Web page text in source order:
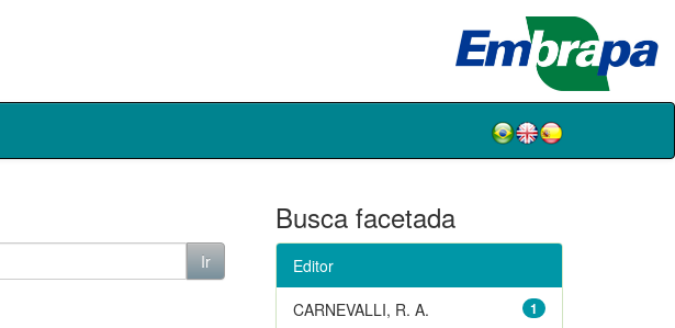
Busca facetada
Editor
1
CARNEVALLI, R. A.